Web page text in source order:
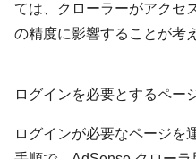
ては、クローラーがアクセ
の精度に影響することが考
ログインを必要とするペー
ログインが必要なページを